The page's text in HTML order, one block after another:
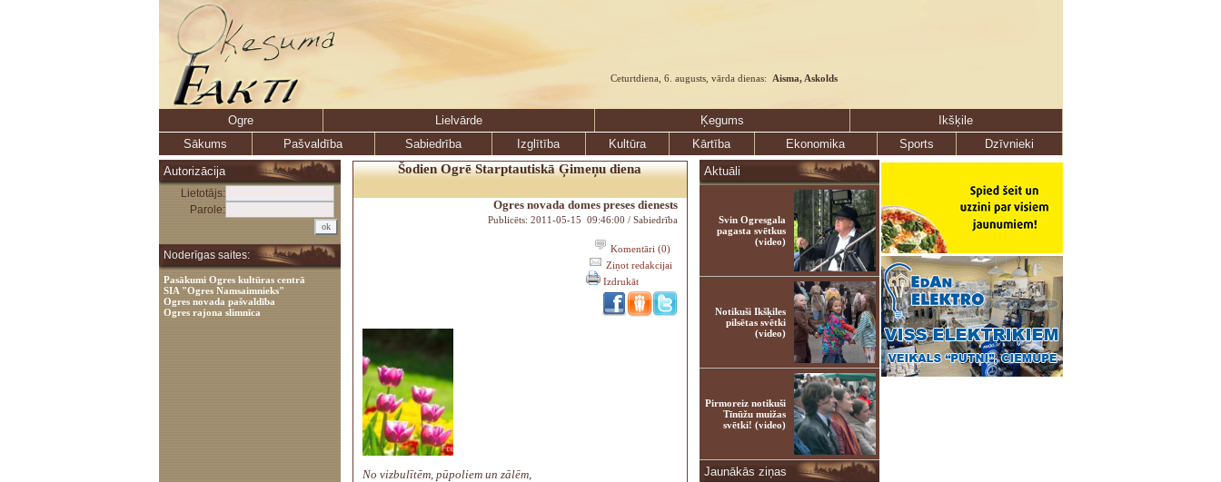
Ceturtdiena, 6. augusts, vārda dienas: Aisma, Askolds
Ogre Lielvārde Ķegums
Ikšķile
Sākums
Pašvaldība Sabiedrība Izglītība Kultūra Kārtība Ekonomika Sports
Dzīvnieki
Autorizācija
Lietotājs:
Parole:
Noderīgas saites:
Pasākumi Ogres kultūras centrā
SIA "Ogres Namsaimnieks"
Ogres novada pašvaldība
Ogres rajona slimnīca
Šodien Ogrē Starptautiskā Ģimeņu diena
Ogres novada domes preses dienests
Publicēts: 2011-05-15 09:46:00 / Sabiedrība
Komentāri (0)
Ziņot redakcijai
Izdrukāt
No vizbulītēm, pūpoliem un zālēm,
Aktuāli
Svin Ogresgala
pagasta svētkus
(video)
Notikuši Ikšķiles
pilsētas svētki
(video)
Pirmoreiz notikuši
Tīnūžu muižas
svētki! (video)
Jaunākās ziņas